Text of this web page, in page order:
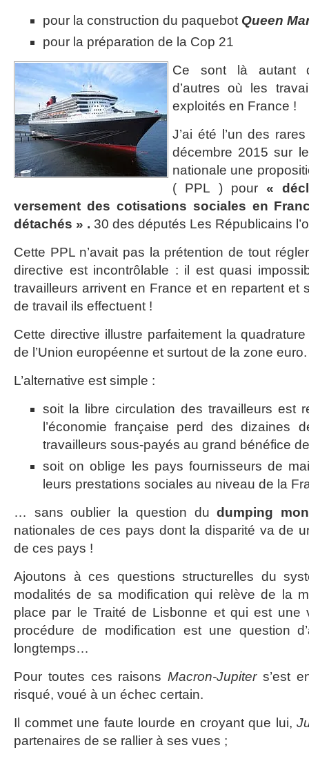
pour la construction du paquebot Queen
pour la préparation de la Cop 21
Ce sont là autant
d’autres où les
exploités en France !
J’ai été l’un des
décembre 2015 sur
nationale une
( PPL ) pour «
versement des cotisations sociales en
détachés » . 30 des députés Les Républicains
Cette PPL n’avait pas la prétention de tout
directive est incontrôlable : il est quasi
travailleurs arrivent en France et en repartent et
de travail ils effectuent !
Cette directive illustre parfaitement la
de l’Union européenne et surtout de la zone euro.
L’alternative est simple :
soit la libre circulation des travailleurs est
l’économie française perd des dizaines
travailleurs sous-payés au grand bénéfice
soit on oblige les pays fournisseurs de
leurs prestations sociales au niveau de la
… sans oublier la question dudumping
nationales de ces pays dont la disparité va de
de ces pays !
Ajoutons à ces questions structurelles du
modalités de sa modification qui relève de la
place par le Traité de Lisbonne et qui est une
procédure de modification est une question
longtemps…
Pour toutes ces raisonsMacron-Jupiters’est
risqué, voué à un échec certain.
Il commet une faute lourde en croyant que lui,
partenaires de se rallier à ses vues ;